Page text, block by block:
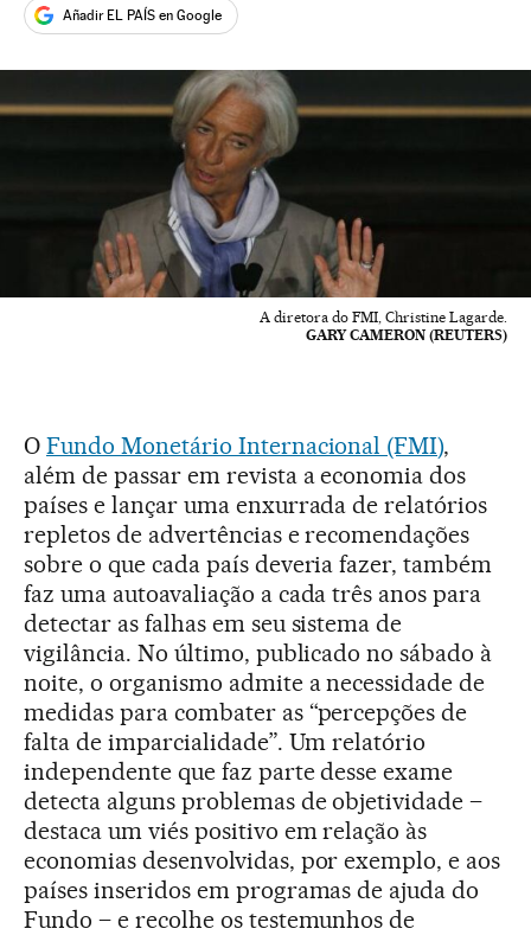
Añadir EL PAÍS en Google
A diretora do FMI, Christine Lagarde.
GARY CAMERON (REUTERS)
O Fundo Monetário Internacional (FMI),
além de passar em revista a economia dos
países e lançar uma enxurrada de relatórios
repletos de advertências e recomendações
sobre o que cada país deveria fazer, também
faz uma autoavaliação a cada três anos para
detectar as falhas em seu sistema de
vigilância. No último, publicado no sábado à
noite, o organismo admite a necessidade de
medidas para combater as “percepções de
falta de imparcialidade”. Um relatório
independente que faz parte desse exame
detecta alguns problemas de objetividade –
destaca um viés positivo em relação às
economias desenvolvidas, por exemplo, e aos
países inseridos em programas de ajuda do
Fundo – e recolhe os testemunhos de